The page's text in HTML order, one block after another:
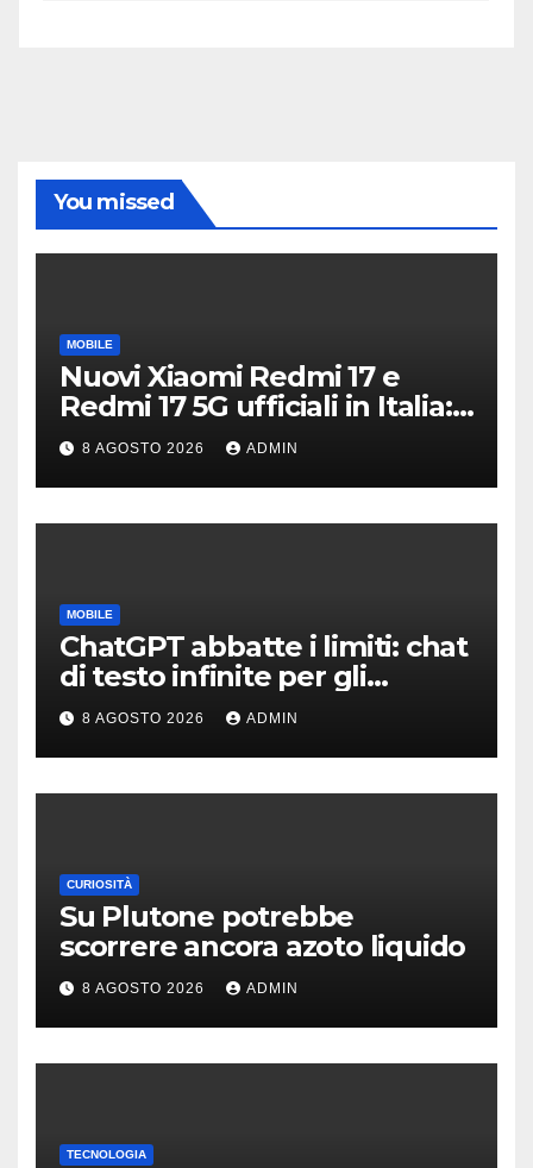
You missed
MOBILE
Nuovi Xiaomi Redmi 17 e
Redmi 17 5G ufficiali in Italia:
specifiche tecniche,
differenze e prezzi
8 AGOSTO 2026 ADMIN
MOBILE
ChatGPT abbatte i limiti: chat
di testo infinite per gli
account gratis e intelligenza
potenziata
8 AGOSTO 2026 ADMIN
CURIOSITÀ
Su Plutone potrebbe
scorrere ancora azoto liquido
8 AGOSTO 2026 ADMIN
TECNOLOGIA